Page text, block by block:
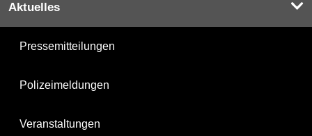
Aktuelles
Pressemitteilungen
Polizeimeldungen
Veranstaltungen